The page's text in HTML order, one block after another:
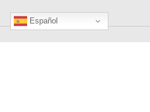
Español